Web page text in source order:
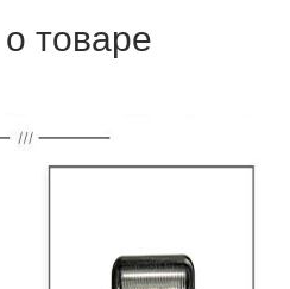
товаре